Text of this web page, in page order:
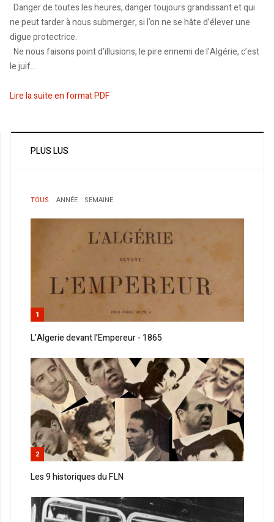
Danger de toutes les heures, danger toujours grandissant et qui
ne peut tarder à nous submerger, si l’on ne se hâte d’élever une
digue protectrice.
Ne nous faisons point d’illusions, le pire ennemi de l’Algérie, c’est
le juif...
Lire la suite en format PDF
PLUS LUS
TOUS ANNÉE SEMAINE
1
L’Algerie devant l'Empereur - 1865
2
Les 9 historiques du FLN